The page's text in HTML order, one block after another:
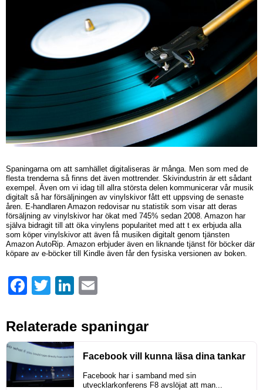
Spaningarna om att samhället digitaliseras är många. Men som med de
flesta trenderna så finns det även mottrender. Skivindustrin är ett sådant
exempel. Även om vi idag till allra största delen kommunicerar vår musik
digitalt så har försäljningen av vinylskivor fått ett uppsving de senaste
åren. E-handlaren Amazon redovisar nu statistik som visar att deras
försäljning av vinylskivor har ökat med 745% sedan 2008. Amazon har
själva bidragit till att öka vinylens popularitet med att t ex erbjuda alla
som köper vinylskivor att även få musiken digitalt genom tjänsten
Amazon AutoRip. Amazon erbjuder även en liknande tjänst för böcker där
köpare av e-böcker till Kindle även får den fysiska versionen av boken.
FacebookTwitter LinkedIn
Relaterade spaningar
Facebook vill kunna läsa dina tankar
Facebook har i samband med sin
utvecklarkonferens F8 avslöjat att man...